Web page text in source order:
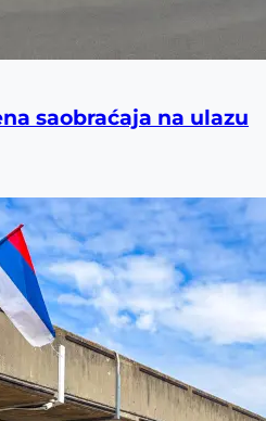
saobraćaja na ulazu